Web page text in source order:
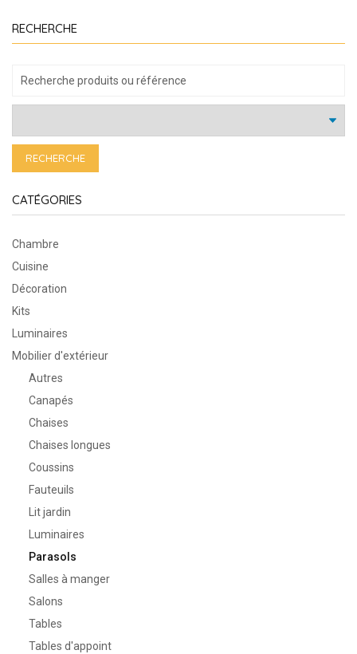
RECHERCHE
RECHERCHE
CATÉGORIES
Chambre
Cuisine
Décoration
Kits
Luminaires
Mobilier d'extérieur
Autres
Canapés
Chaises
Chaises longues
Coussins
Fauteuils
Lit jardin
Luminaires
Parasols
Salles à manger
Salons
Tables
Tables d'appoint